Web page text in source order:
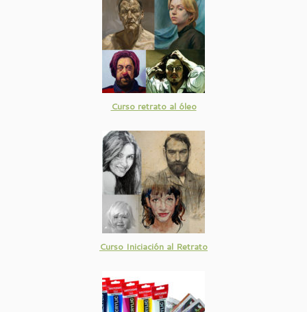
Curso retrato al óleo
Curso Iniciación al Retrato